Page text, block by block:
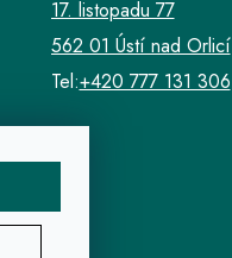
17. listopadu 77
562 01 Ústí nad Orlicí
Tel:+420 777 131 306